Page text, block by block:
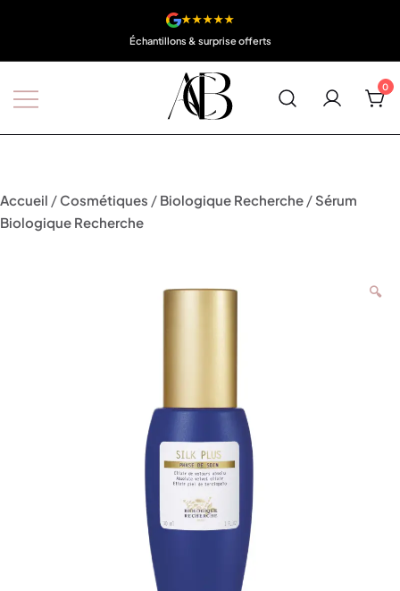
Échantillons & surprise offerts
0
Accueil /Cosmétiques / Biologique Recherche /Sérum
Biologique Recherche
🔍